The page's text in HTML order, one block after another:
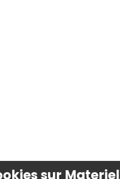
sur